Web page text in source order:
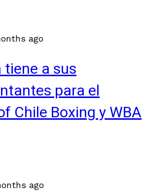
ago
tiene a sus
para el
Chile Boxing y WBA
ago